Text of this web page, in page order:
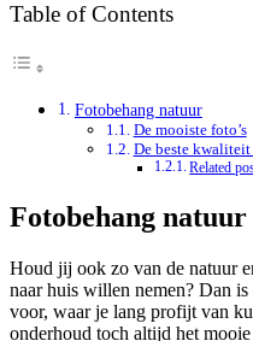
Table of Contents
Fotobehang natuur
De mooiste foto’s
De beste
Related
Fotobehang natuur
Houd jij ook zo van de natuur
naar huis willen nemen? Dan
voor, waar je lang profijt van
onderhoud toch altijd het